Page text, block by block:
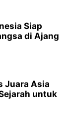
Siap
di Ajang
Juara Asia
untuk